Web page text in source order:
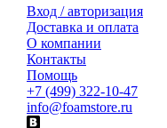
Вход / авторизация
Доставка и оплата
О компании
Контакты
Помощь
+7 (499) 322-10-47
info@foamstore.ru